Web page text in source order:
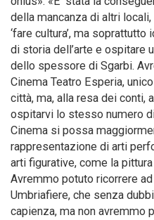
della mancanza di altri
‘fare cultura’, ma
di storia dell’arte e ospitare
dello spessore di Sgarbi.
Cinema Teatro Esperia,
città, ma, alla resa dei conti,
ospitarvi lo stesso numero
Cinema si possa
rappresentazione di arti
arti figurative, come la
Avremmo potuto ricorrere
Umbriafiere, che senza
capienza, ma non avremmo